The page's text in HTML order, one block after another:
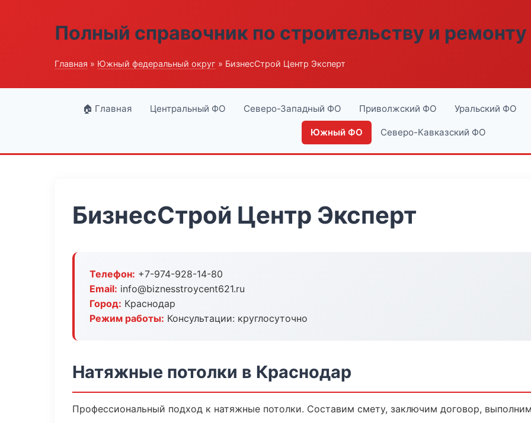
Полный справочник по строительству и ремонту
Главная » Южный федеральный округ » БизнесСтрой Центр Эксперт
🏠 Главная Центральный ФО Северо-Западный ФО Приволжский ФО Уральский ФО
Южный ФО Северо-Кавказский ФО
БизнесСтрой Центр Эксперт
Телефон: +7-974-928-14-80
Email: info@biznesstroycent621.ru
Город: Краснодар
Режим работы: Консультации: круглосуточно
Натяжные потолки в Краснодар
Профессиональный подход к натяжные потолки. Составим смету, заключим договор,